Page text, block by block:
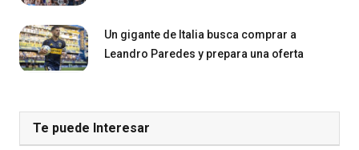
Un gigante de Italia busca comprar a
Leandro Paredes y prepara una oferta
Te puede Interesar